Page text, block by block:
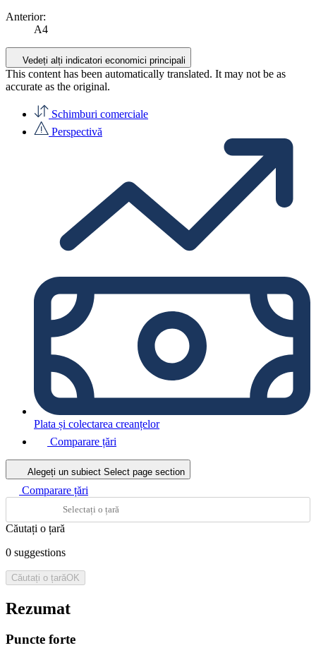
Anterior:
A4
Vedeți alți indicatori economici principali
This content has been automatically translated. It may not be as
accurate as the original.
Schimburi comerciale
Perspectivă
Plata și colectarea creanțelor
Comparare țări
Alegeți un subiect Select page section
Comparare țări
Căutați o țară
0 suggestions
Căutați o țarăOK
Rezumat
Puncte forte